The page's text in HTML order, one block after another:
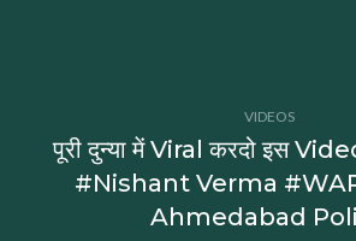
VIDEOS
पूरी दुन्या में Viral करदो इस
#Nishant Verma
Ahmedabad